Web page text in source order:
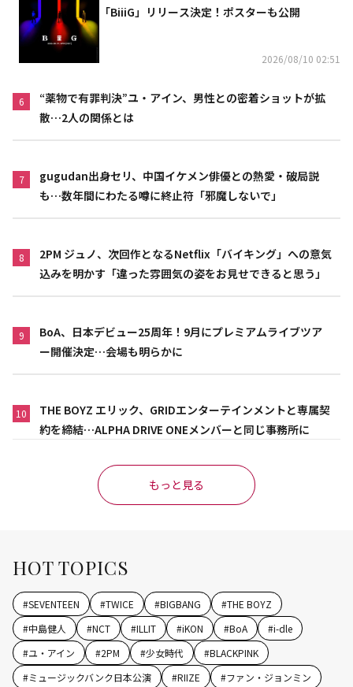
「BiiiG」リリース決定！ポスターも公開
2026/08/10 02:51
6
“薬物で有罪判決”ユ・アイン、男性との密着ショットが拡
散…2人の関係とは
7
gugudan出身セリ、中国イケメン俳優との熱愛・破局説
も…数年間にわたる噂に終止符「邪魔しないで」
8
2PM ジュノ、次回作となるNetflix「バイキング」への意気
込みを明かす「違った雰囲気の姿をお見せできると思う」
9
BoA、日本デビュー25周年！9月にプレミアムライブツア
ー開催決定…会場も明らかに
10
THE BOYZ エリック、GRIDエンターテインメントと専属契
約を締結…ALPHA DRIVE ONEメンバーと同じ事務所に
もっと見る
HOT TOPICS
#SEVENTEEN #TWICE #BIGBANG #THE BOYZ
#中島健人 #NCT #ILLIT #iKON #BoA #i-dle
#ユ・アイン #2PM #少女時代 #BLACKPINK
#ミュージックバンク日本公演 #RIIZE #ファン・ジョンミン